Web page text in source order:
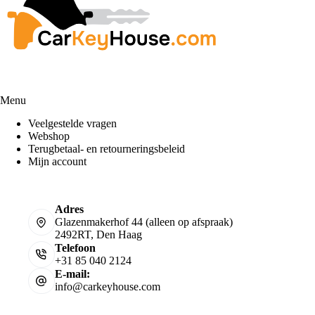
Menu
Veelgestelde vragen
Webshop
Terugbetaal- en retourneringsbeleid
Mijn account
Adres
Glazenmakerhof 44 (alleen op afspraak)
2492RT, Den Haag
Telefoon
+31 85 040 2124
E-mail:
info@carkeyhouse.com